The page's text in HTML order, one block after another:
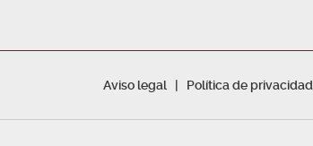
Aviso legal Política de privacidad